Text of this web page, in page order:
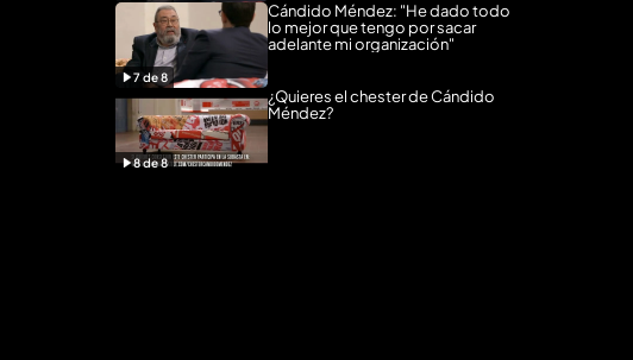
7de8
Cándido Méndez: "He dado todo
lo mejor que tengo por sacar
adelante mi organización"
8de8
¿Quieres el chester de Cándido
Méndez?